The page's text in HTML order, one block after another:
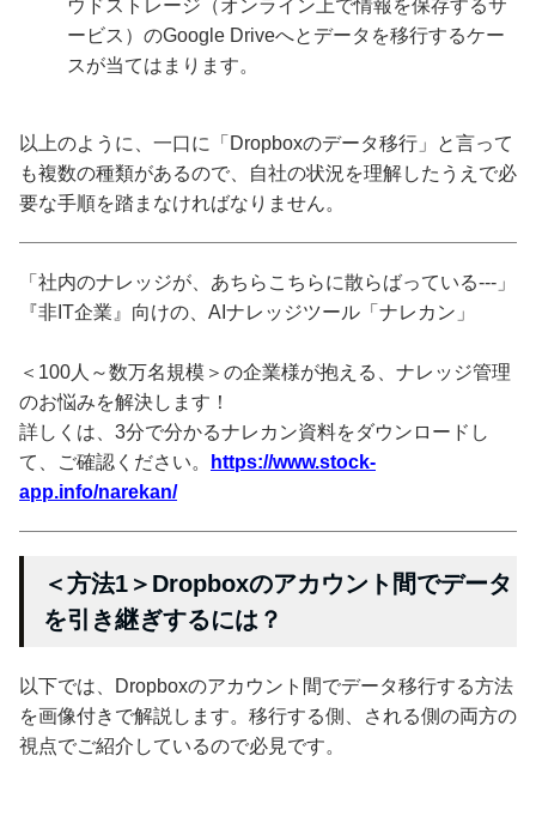
ウドストレージ（オンライン上で情報を保存するサ
ービス）のGoogle Driveへとデータを移行するケー
スが当てはまります。
以上のように、一口に「Dropboxのデータ移行」と言って
も複数の種類があるので、自社の状況を理解したうえで必
要な手順を踏まなければなりません。
「社内のナレッジが、あちらこちらに散らばっている---」
『非IT企業』向けの、AIナレッジツール「ナレカン」
＜100人～数万名規模＞の企業様が抱える、ナレッジ管理
のお悩みを解決します！
詳しくは、3分で分かるナレカン資料をダウンロードし
て、ご確認ください。
https://www.stock-
app.info/narekan/
＜方法1＞Dropboxのアカウント間でデータ
を引き継ぎするには？
以下では、Dropboxのアカウント間でデータ移行する方法
を画像付きで解説します。移行する側、される側の両方の
視点でご紹介しているので必見です。